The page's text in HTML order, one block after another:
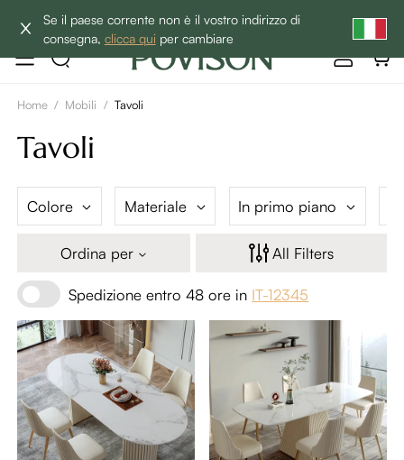
Se il paese corrente non è il vostro indirizzo di
consegna, clicca qui per cambiare
BEST SALE -20% | Acquista ora→
Home / Mobili / Tavoli
Tavoli
Colore Materiale In primo piano
Ordina per All Filters
Spedizione entro 48 ore in IT-12345